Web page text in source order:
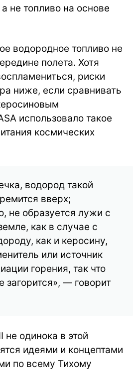
не топливо на основе
водородное топливо не
полета. Хотя
риски
ниже, если сравнивать
использовало такое
космических
водород такой
вверх;
не образуется лужи с
как в случае с
как и керосину,
или источник
горения, так что
загорится», — говорит
одинока в этой
идеями и концептами
по всему Тихому